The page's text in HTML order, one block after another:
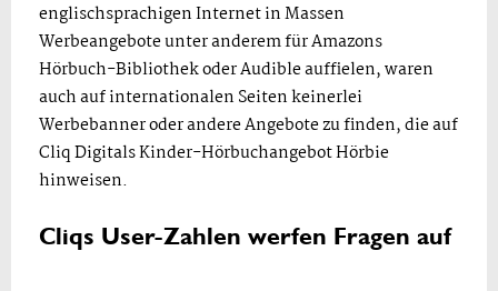
englischsprachigen Internet in Massen
Werbeangebote unter anderem für Amazons
Hörbuch-Bibliothek oder Audible auffielen, waren
auch auf internationalen Seiten keinerlei
Werbebanner oder andere Angebote zu finden, die auf
Cliq Digitals Kinder-Hörbuchangebot Hörbie
hinweisen.
Cliqs User-Zahlen werfen Fragen auf